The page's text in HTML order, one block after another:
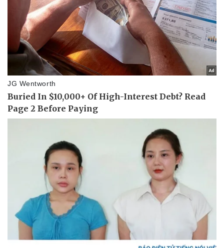
Thế giới thể thao
eSports
Hậu trường
Tư vấn